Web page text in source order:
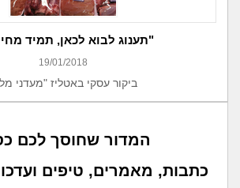
"תענוג לבוא לכאן, תמיד
19/01/2018
ביקור עסקי באטליז "מעדני
המדור שחוסך לכם
כתבות, מאמרים, טיפים